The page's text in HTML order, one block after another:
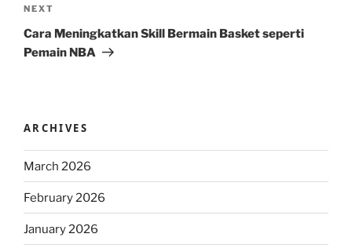
Next
Post
NEXT
Cara Meningkatkan Skill Bermain Basket seperti
Pemain NBA
ARCHIVES
March 2026
February 2026
January 2026